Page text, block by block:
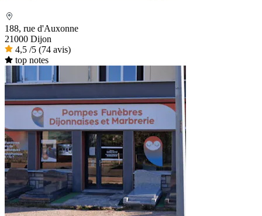
188, rue d'Auxonne
21000 Dijon
4,5 /5 (74 avis)
top notes